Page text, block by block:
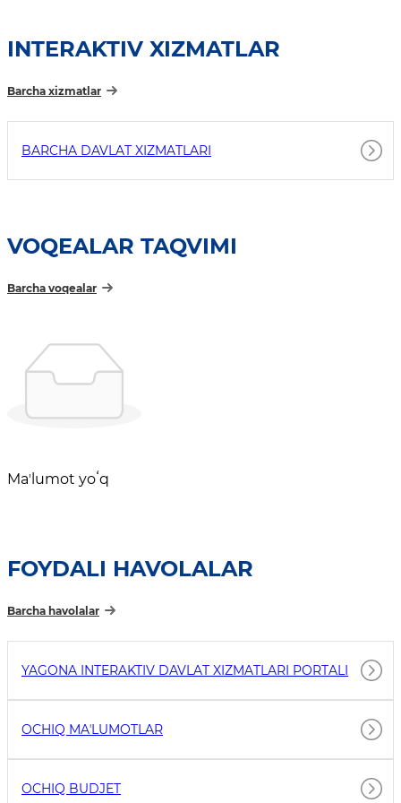
INTERAKTIV XIZMATLAR
Barcha xizmatlar
BARCHA DAVLAT XIZMATLARI
VOQEALAR TAQVIMI
Barcha voqealar
Maʼlumot yoʻq
FOYDALI HAVOLALAR
Barcha havolalar
YAGONA INTERAKTIV DAVLAT XIZMATLARI PORTALI
OCHIQ MAʼLUMOTLAR
OCHIQ BUDJET